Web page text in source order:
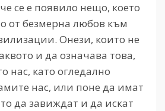
се е появило нещо, което
от безмерна любов към
Онези, които не
и да означава това,
нас, като огледално
нас, или поне да имат
да завиждат и да искат